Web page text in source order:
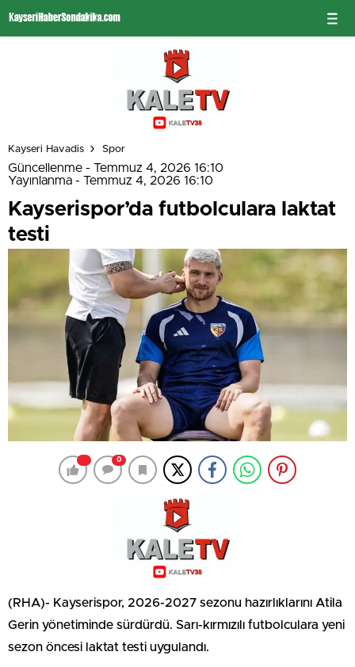
Kayseri Havadis Spor
Güncellenme - Temmuz 4, 2026 16:10
Yayınlanma - Temmuz 4, 2026 16:10
Kayserispor’da futbolculara laktat
testi
0
(RHA)- Kayserispor, 2026-2027 sezonu hazırlıklarını Atila
Gerin yönetiminde sürdürdü. Sarı-kırmızılı futbolculara yeni
sezon öncesi laktat testi uygulandı.